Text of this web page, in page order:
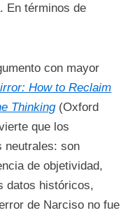
En términos de
con mayor
How to Reclaim
Thinking(Oxford
que los
neutrales: son
de objetividad,
datos históricos,
de Narciso no fue